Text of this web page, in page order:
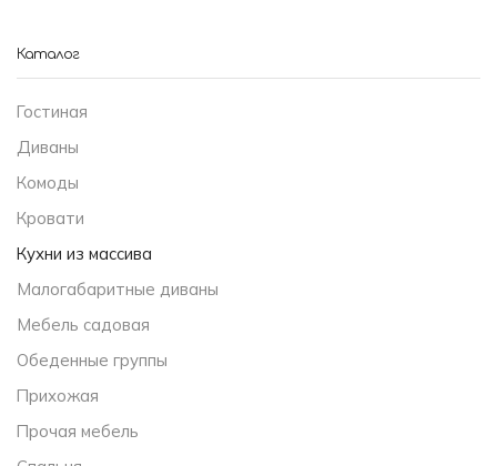
Каталог
Гостиная
Диваны
Комоды
Кровати
Кухни из массива
Малогабаритные диваны
Мебель садовая
Обеденные группы
Прихожая
Прочая мебель